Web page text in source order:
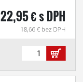
22,95 € s DPH
18,66 € bez DPH